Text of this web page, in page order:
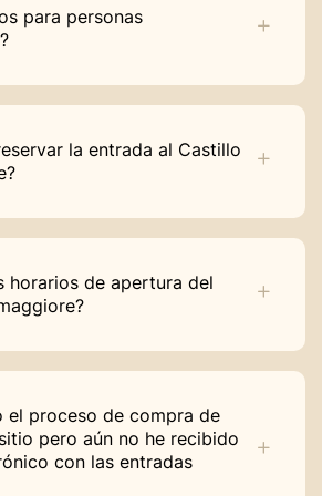
para personas
la entrada al Castillo
horarios de apertura del
el proceso de compra de
pero aún no he recibido
con las entradas